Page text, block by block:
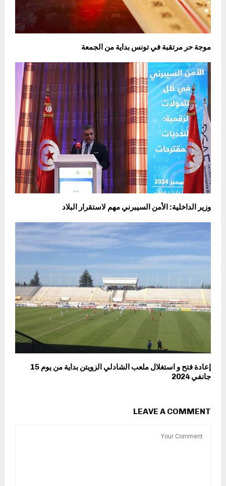
موجة حر مرتقبة في تونس بداية من الجمعة
وزير الداخلية: الأمن السيبرني مهم لاستقرار البلاد
إعادة فتح و استغلال ملعب الشادلي الزويتن بداية من يوم 15
جانفي 2024
LEAVE A COMMENT